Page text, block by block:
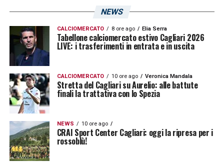
LA PLAYLIST DELLE NOSTRE TOP NEWS
NEWS
CALCIOMERCATO 8 ore ago Elia Serra
Tabellone calciomercato estivo Cagliari 2026
LIVE: i trasferimenti in entrata e in uscita
CALCIOMERCATO 10 ore ago Veronica Mandala
Stretta del Cagliari su Aurelio: alle battute
finali la trattativa con lo Spezia
NEWS 10 ore ago
CRAI Sport Center Cagliari: oggi la ripresa per i
rossoblù!